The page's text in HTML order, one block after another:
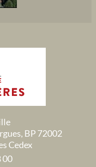
BP 72002
Cedex
00